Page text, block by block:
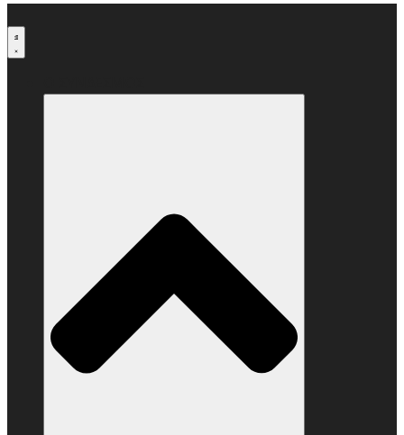
στο
περιεχόμενο